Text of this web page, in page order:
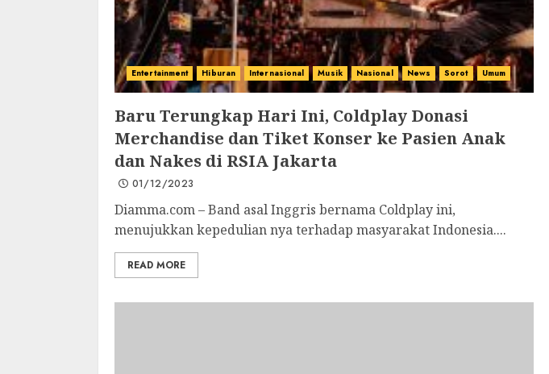
Entertainment Hiburan Internasional Musik Nasional News Sorot Umum
Baru Terungkap Hari Ini, Coldplay Donasi
Merchandise dan Tiket Konser ke Pasien Anak
dan Nakes di RSIA Jakarta
01/12/2023
Diamma.com – Band asal Inggris bernama Coldplay ini,
menujukkan kepedulian nya terhadap masyarakat Indonesia....
READ MORE